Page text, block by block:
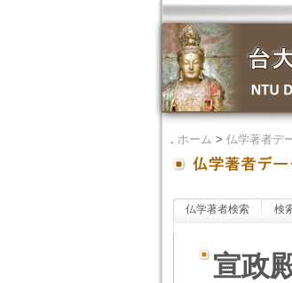
． ホーム > 仏学著者デ
仏学著者検索 検
宣政